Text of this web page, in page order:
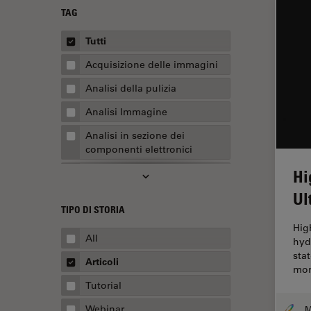
TAG
Tutti
Acquisizione delle immagini
Analisi della pulizia
Analisi Immagine
Analisi in sezione dei
componenti elettronici
Analisi multiplex spaziale
AR Surgery
Assemblaggio
Automotive e aerospaziale
TIPO DI STORIA
All
Articoli
Tutorial